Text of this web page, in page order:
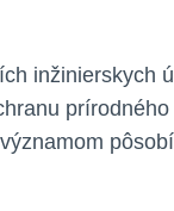
inžinierskych